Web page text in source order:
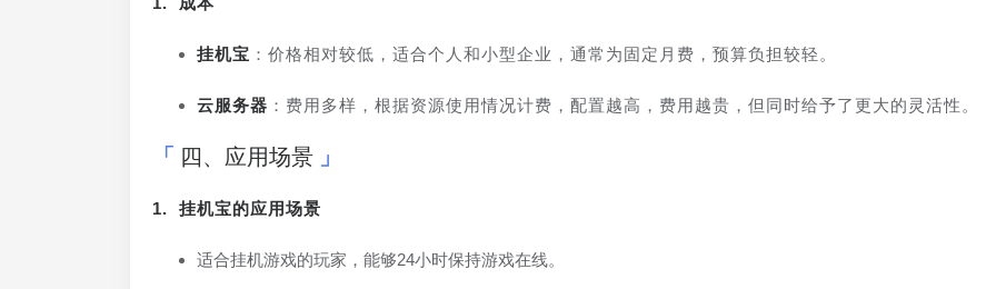
挂机宝 ：价格相对较低，适合个人和小型企业，通常为固定月费，预算负担较轻。
云服务器 ：费用多样，根据资源使用情况计费，配置越高，费用越贵，但同时给予了更大的灵活性。
四、应用场景
1. 挂机宝的应用场景
适合挂机游戏的玩家，能够24小时保持游戏在线。